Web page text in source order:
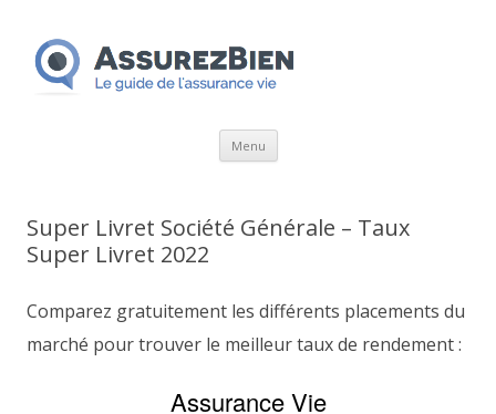
Menu Aller
Super Livret Société Générale – Taux
Super Livret 2022
Comparez gratuitement les différents placements du
marché pour trouver le meilleur taux de rendement :